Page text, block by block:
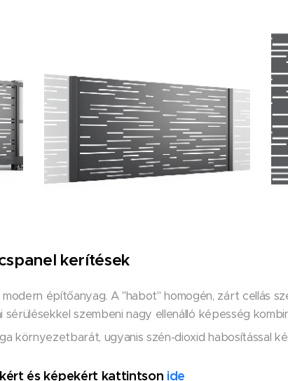
kerítések
építőanyag. A "habot" homogén, zárt cellás
szembeni nagy ellenálló képesség
környezetbarát, ugyanis szén-dioxid habosítással
és képekért kattintson ide